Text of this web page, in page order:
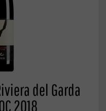
del Garda
2018